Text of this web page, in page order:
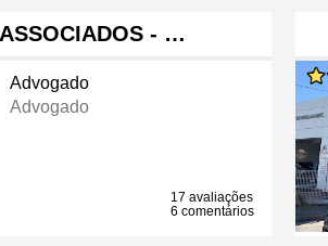
- …
Advogado
Advogado
17 avaliações
6 comentários